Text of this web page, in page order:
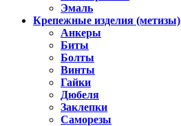
Эмаль
Крепежные изделия (метизы)
Анкеры
Биты
Болты
Винты
Гайки
Дюбеля
Заклепки
Саморезы